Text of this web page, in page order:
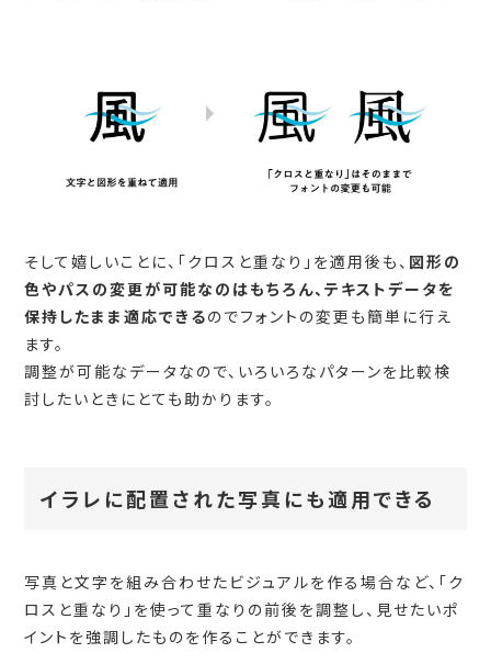
そして嬉しいことに、「クロスと重なり」を適用後も、 図形の
色やパスの変更が可能なのはもちろん、テキストデータを
保持したまま適応できるのでフォントの変更も簡単に行え
ます。
調整が可能なデータなので、いろいろなパターンを比較検
討したいときにとても助かります。
イラレに配置された写真にも適用できる
写真と文字を組み合わせたビジュアルを作る場合など、「ク
ロスと重なり」を使って重なりの前後を調整し、見せたいポ
イントを強調したものを作ることができます。